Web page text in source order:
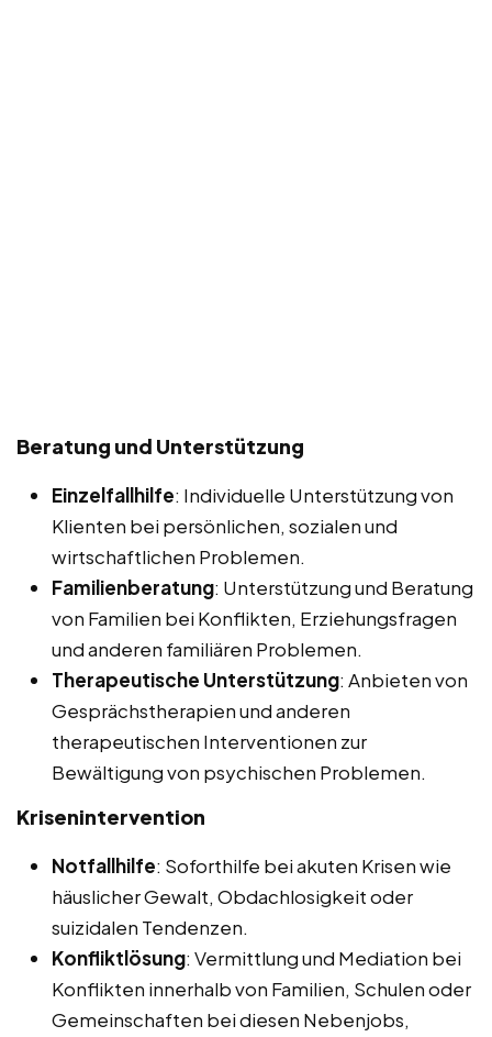
Beratung und Unterstützung
Einzelfallhilfe: Individuelle Unterstützung von
Klienten bei persönlichen, sozialen und
wirtschaftlichen Problemen.
Familienberatung: Unterstützung und Beratung
von Familien bei Konflikten, Erziehungsfragen
und anderen familiären Problemen.
Therapeutische Unterstützung: Anbieten von
Gesprächstherapien und anderen
therapeutischen Interventionen zur
Bewältigung von psychischen Problemen.
Krisenintervention
Notfallhilfe: Soforthilfe bei akuten Krisen wie
häuslicher Gewalt, Obdachlosigkeit oder
suizidalen Tendenzen.
Konfliktlösung: Vermittlung und Mediation bei
Konflikten innerhalb von Familien, Schulen oder
Gemeinschaften bei diesen Nebenjobs,